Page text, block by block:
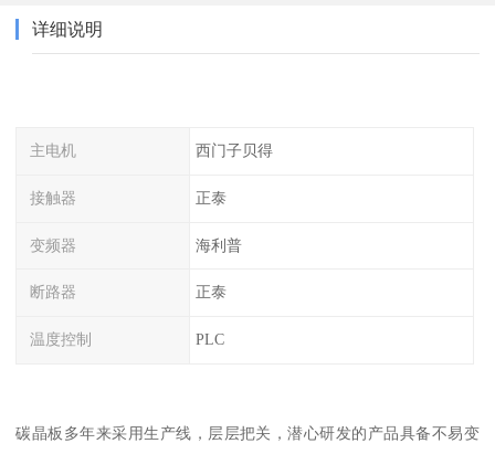
详细说明
主电机 西门子贝得
接触器 正泰
变频器 海利普
断路器 正泰
温度控制 PLC
碳晶板多年来采用生产线，层层把关，潜心研发的产品具备不易变